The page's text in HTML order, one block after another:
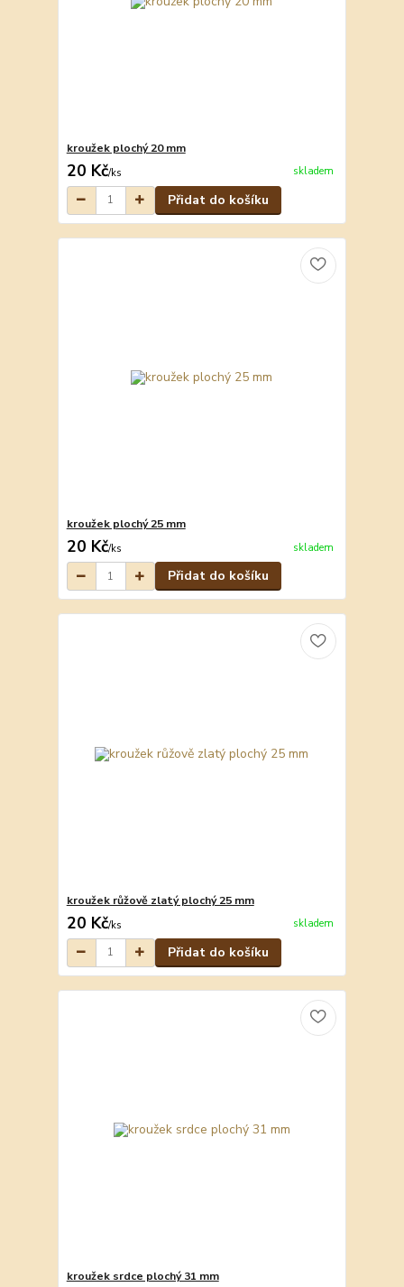
kroužek plochý 20 mm
20 Kč/ks skladem
Přidat do košíku
kroužek plochý 25 mm
20 Kč/ks skladem
Přidat do košíku
kroužek růžově zlatý plochý 25 mm
20 Kč/ks skladem
Přidat do košíku
kroužek srdce plochý 31 mm